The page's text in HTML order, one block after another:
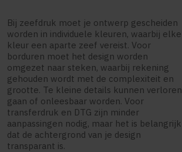
Bij zeefdruk moet je ontwerp gescheiden
worden in individuele kleuren, waarbij elke
kleur een aparte zeef vereist. Voor
borduren moet het design worden
omgezet naar steken, waarbij rekening
gehouden wordt met de complexiteit en
grootte. Te kleine details kunnen verloren
gaan of onleesbaar worden. Voor
transferdruk en DTG zijn minder
aanpassingen nodig, maar het is belangrijk
dat de achtergrond van je design
transparant is.